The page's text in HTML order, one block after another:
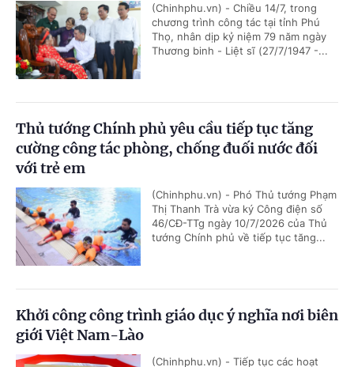
(Chinhphu.vn) - Chiều 14/7, trong
chương trình công tác tại tỉnh Phú
Thọ, nhân dịp kỷ niệm 79 năm ngày
Thương binh - Liệt sĩ (27/7/1947 -...
Thủ tướng Chính phủ yêu cầu tiếp tục tăng
cường công tác phòng, chống đuối nước đối
với trẻ em
(Chinhphu.vn) - Phó Thủ tướng Phạm
Thị Thanh Trà vừa ký Công điện số
46/CĐ-TTg ngày 10/7/2026 của Thủ
tướng Chính phủ về tiếp tục tăng...
Khởi công công trình giáo dục ý nghĩa nơi biên
giới Việt Nam-Lào
(Chinhphu.vn) - Tiếp tục các hoạt